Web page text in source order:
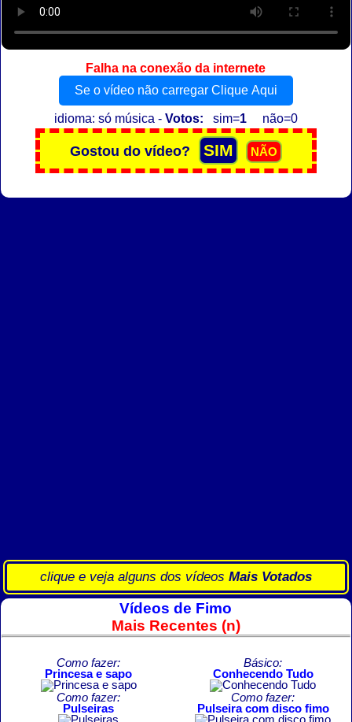
Falha na conexão da internete
Se o vídeo não carregar Clique Aqui
idioma: só música - Votos: sim=1não=0
clique e veja alguns dos vídeos Mais Votados
Vídeos de Fimo
Mais Recentes (n)
Como fazer:
Princesa e sapo
Básico:
Conhecendo Tudo
Como fazer:
Pulseiras
Como fazer:
Pulseira com disco fimo